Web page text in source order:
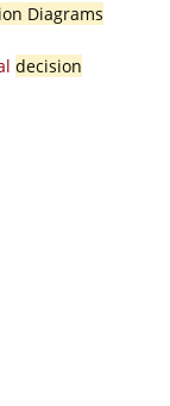
Diagrams
decision